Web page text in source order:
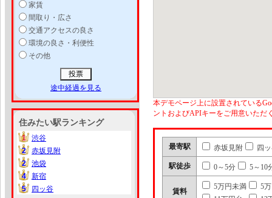
家賃
間取り・広さ
交通アクセスの良さ
環境の良さ・利便性
その他
途中経過を見る
住みたい駅ランキング
1
1
渋谷
2
2
赤坂見附
2
2
池袋
4
4
新宿
5
5 四ッ谷
本デモページ上に設置されている
ントおよびAPIキーをご用意いただ
最寄駅 赤坂見附 四
駅徒歩 0～5分 5～10
賃料
5万円未満
5